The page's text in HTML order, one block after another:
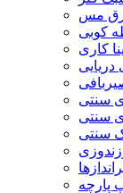
مس
کوبی
کاری
سنتی
سنتی
سنتی
پارچه